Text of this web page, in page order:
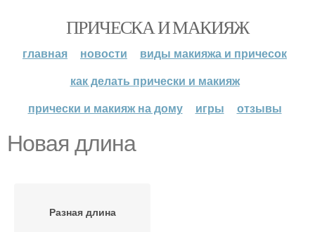
ПРИЧЕСКА И МАКИЯЖ
главная новости
виды макияжа и причесок
как делать прически и макияж
прически и макияж на дому
игры отзывы
Новая длина
Разная длина